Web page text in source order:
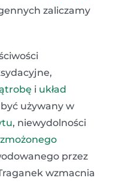
zaliczamy
i układ
być używany w
, niewydolności
przez
wzmacnia